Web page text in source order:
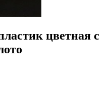
цветная с